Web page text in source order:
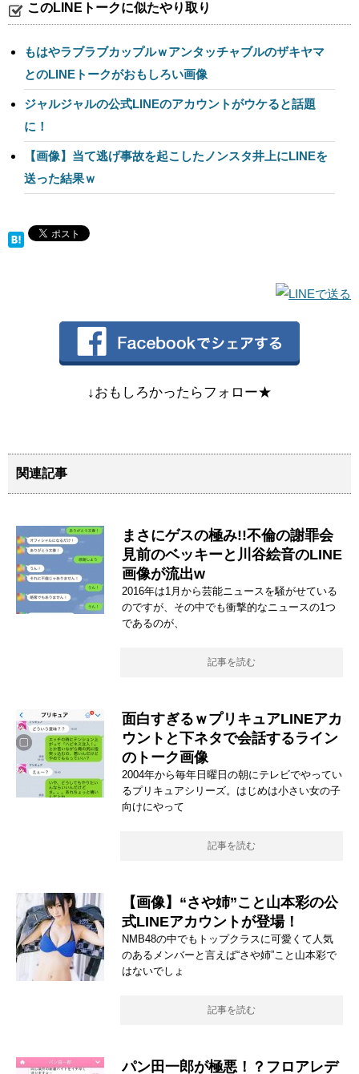
このLINEトークに似たやり取り
もはやラブラブカップルｗアンタッチャブルのザキヤマ
とのLINEトークがおもしろい画像
ジャルジャルの公式LINEのアカウントがウケると話題
に！
【画像】当て逃げ事故を起こしたノンスタ井上にLINEを
送った結果ｗ
↓おもしろかったらフォロー★
関連記事
まさにゲスの極み!!不倫の謝罪会
見前のベッキーと川谷絵音のLINE
画像が流出w
2016年は1月から芸能ニュースを騒がせている
のですが、その中でも衝撃的なニュースの1つ
であるのが、
記事を読む
面白すぎるｗプリキュアLINEアカ
ウントと下ネタで会話するライン
のトーク画像
2004年から毎年日曜日の朝にテレビでやってい
るプリキュアシリーズ。はじめは小さい女の子
向けにやって
記事を読む
【画像】“さや姉”こと山本彩の公
式LINEアカウントが登場！
NMB48の中でもトップクラスに可愛くて人気
のあるメンバーと言えば“さや姉”こと山本彩で
はないでしょ
記事を読む
パン田一郎が極悪！？フロアレデ